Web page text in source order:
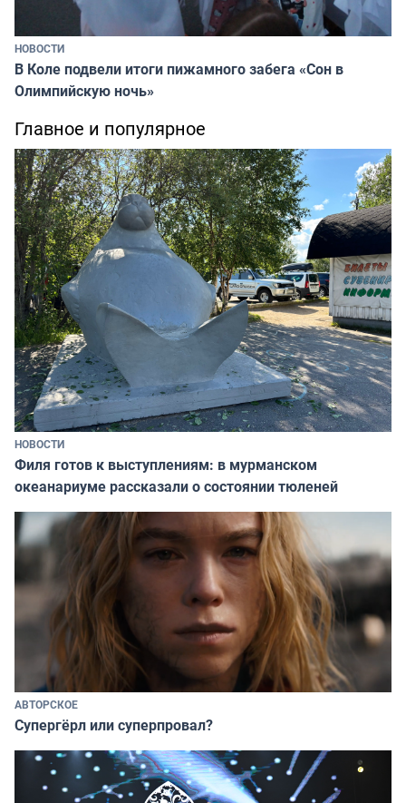
НОВОСТИ
В Коле подвели итоги пижамного забега «Сон в
Олимпийскую ночь»
Главное и популярное
НОВОСТИ
Филя готов к выступлениям: в мурманском
океанариуме рассказали о состоянии тюленей
АВТОРСКОЕ
Супергёрл или суперпровал?